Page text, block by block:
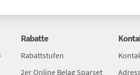
Rabatte
Rabattstufen
2er Online Belag Sparset